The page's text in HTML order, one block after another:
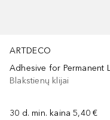
ARTDECO
Blakstienų klijai
30 d. min. kaina 5,40 €